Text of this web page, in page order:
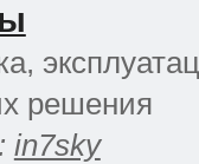
решения
in7sky